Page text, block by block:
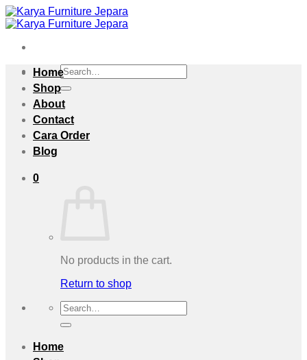
Skip
to
Search
for:
Home
Shop
About
Contact
Cara Order
Blog
0
No products in the cart.
Return to shop
Search
for:
Home